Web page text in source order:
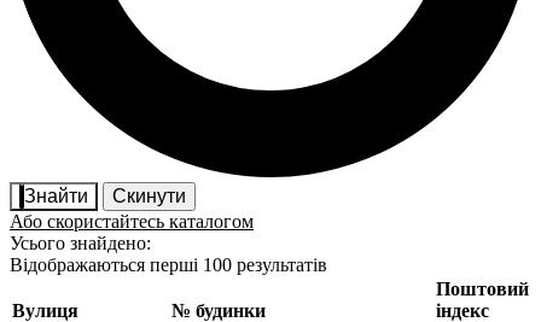
Знайти
Скинути
Або скористайтесь каталогом
Усього знайдено:
Відображаються перші 100 результатів
Вулиця № будинки
Поштовий
індекс